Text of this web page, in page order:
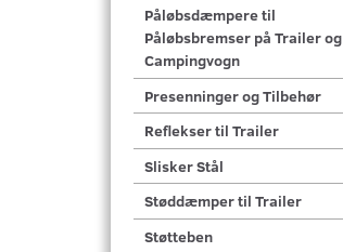
Påløbsdæmpere til
Påløbsbremser på Trailer og
Campingvogn
Presenninger og Tilbehør
Reflekser til Trailer
Slisker Stål
Støddæmper til Trailer
Støtteben